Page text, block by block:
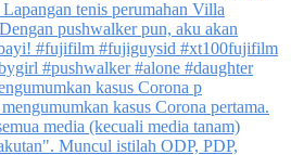
kasus Corona p